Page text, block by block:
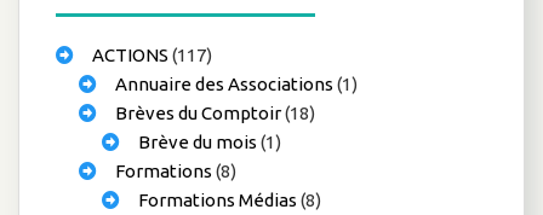
ACTIONS (117)
Annuaire des Associations (1)
Brèves du Comptoir(18)
Brève du mois (1)
Formations (8)
Formations Médias (8)